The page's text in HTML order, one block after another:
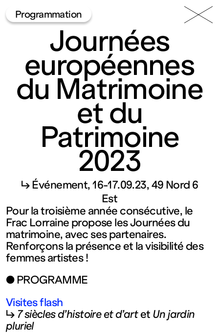
49 Nord
6 Est
Frac
Lorraine
Fonds
régional
d’art
contemporain
de
Lorraine
1 bis, rue
Menu
Programmation
Journées
européennes
du Matrimoine
et du
Patrimoine
2023
↳ Événement 16-17.09.23 49 Nord 6
Est
Pour la troisième année consécutive, le
Frac Lorraine propose les Journées du
matrimoine, avec ses partenaires.
Renforçons la présence et la visibilité des
femmes artistes !
● PROGRAMME
Visites flash
↳ 7 siècles d’histoire et d’artet Un jardin
pluriel